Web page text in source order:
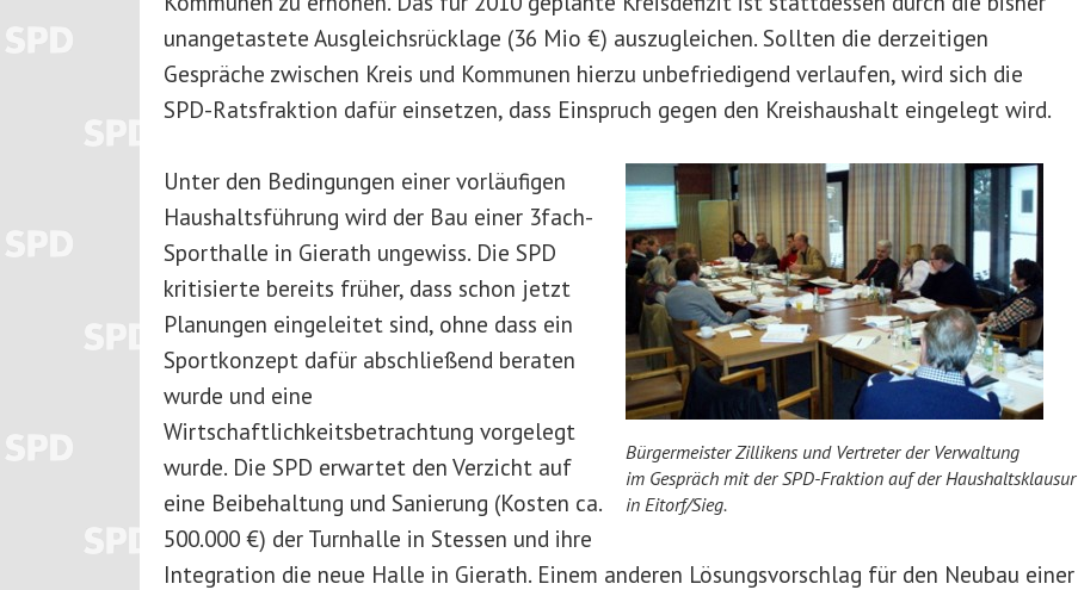
unangetastete Ausgleichsrücklage (36 Mio €) auszugleichen. Sollten die derzeitigen
Gespräche zwischen Kreis und Kommunen hierzu unbefriedigend verlaufen, wird sich die
SPD-Ratsfraktion dafür einsetzen, dass Einspruch gegen den Kreishaushalt eingelegt wird.
Bürgermeister Zillikens und Vertreter der Verwaltung
im Gespräch mit der SPD-Fraktion auf der Haushaltsklausur
in Eitorf/Sieg.
Unter den Bedingungen einer vorläufigen
Haushaltsführung wird der Bau einer 3fach-
Sporthalle in Gierath ungewiss. Die SPD
kritisierte bereits früher, dass schon jetzt
Planungen eingeleitet sind, ohne dass ein
Sportkonzept dafür abschließend beraten
wurde und eine
Wirtschaftlichkeitsbetrachtung vorgelegt
wurde. Die SPD erwartet den Verzicht auf
eine Beibehaltung und Sanierung (Kosten ca.
500.000 €) der Turnhalle in Stessen und ihre
Integration die neue Halle in Gierath. Einem anderen Lösungsvorschlag für den Neubau einer